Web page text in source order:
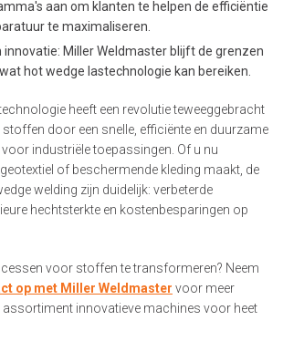
aan om klanten te helpen de efficiëntie
te maximaliseren.
innovatie: Miller Weldmaster blijft de grenzen
hot wedge lastechnologie kan bereiken.
heeft een revolutie teweeggebracht
stoffen door een snelle, efficiënte en duurzame
industriële toepassingen. Of u nu
of beschermende kleding maakt, de
welding zijn duidelijk: verbeterde
hechtsterkte en kostenbesparingen op
voor stoffen te transformeren? Neem
op met Miller Weldmaster voor meer
innovatieve machines voor heet